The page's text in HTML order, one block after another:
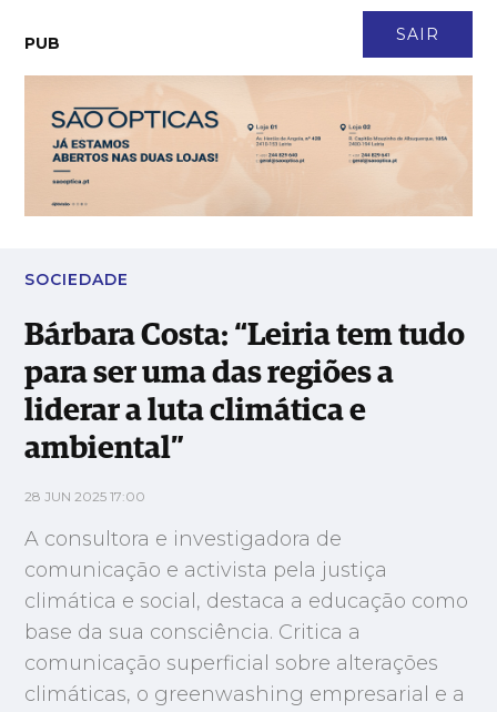
SAIR
PUB
Bárbara Costa: “Leiria tem tudo para ser uma das regiões a
liderar a luta climática e ambiental”
SOCIEDADE
Bárbara Costa: “Leiria tem tudo
para ser uma das regiões a
liderar a luta climática e
ambiental”
28 JUN 2025 17:00
A consultora e investigadora de
comunicação e activista pela justiça
climática e social, destaca a educação como
base da sua consciência. Critica a
comunicação superficial sobre alterações
climáticas, o greenwashing empresarial e a